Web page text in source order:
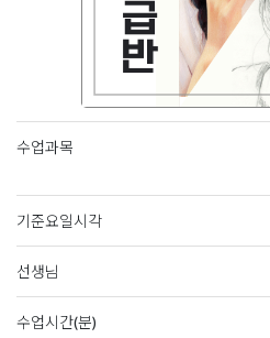
수업과목
기준요일시각
선생님
수업시간(분)